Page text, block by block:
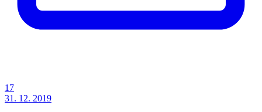
17
31. 12. 2019